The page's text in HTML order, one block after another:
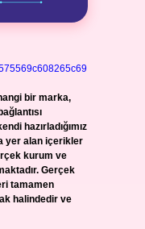
bir marka,
hazırladığımız
yer alan içerikler
kurum ve
Gerçek
tamamen
halindedir ve